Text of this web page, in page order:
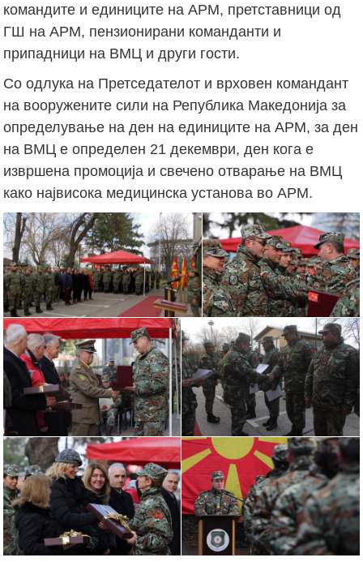
командите и единиците на АРМ, претставници од
ГШ на АРМ, пензионирани команданти и
припадници на ВМЦ и други гости.
Со одлука на Претседателот и врховен командант
на вооружените сили на Република Македонија за
определување на ден на единиците на АРМ, за ден
на ВМЦ е определен 21 декември, ден кога е
извршена промоција и свечено отварање на ВМЦ
како највисока медицинска установа во АРМ.